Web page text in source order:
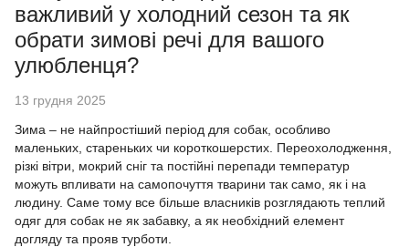
важливий у холодний сезон та як
обрати зимові речі для вашого
улюбленця?
13 грудня 2025
Зима – не найпростіший період для собак, особливо
маленьких, стареньких чи короткошерстих. Переохолодження,
різкі вітри, мокрий сніг та постійні перепади температур
можуть впливати на самопочуття тварини так само, як і на
людину. Саме тому все більше власників розглядають теплий
одяг для собак не як забавку, а як необхідний елемент
догляду та прояв турботи.